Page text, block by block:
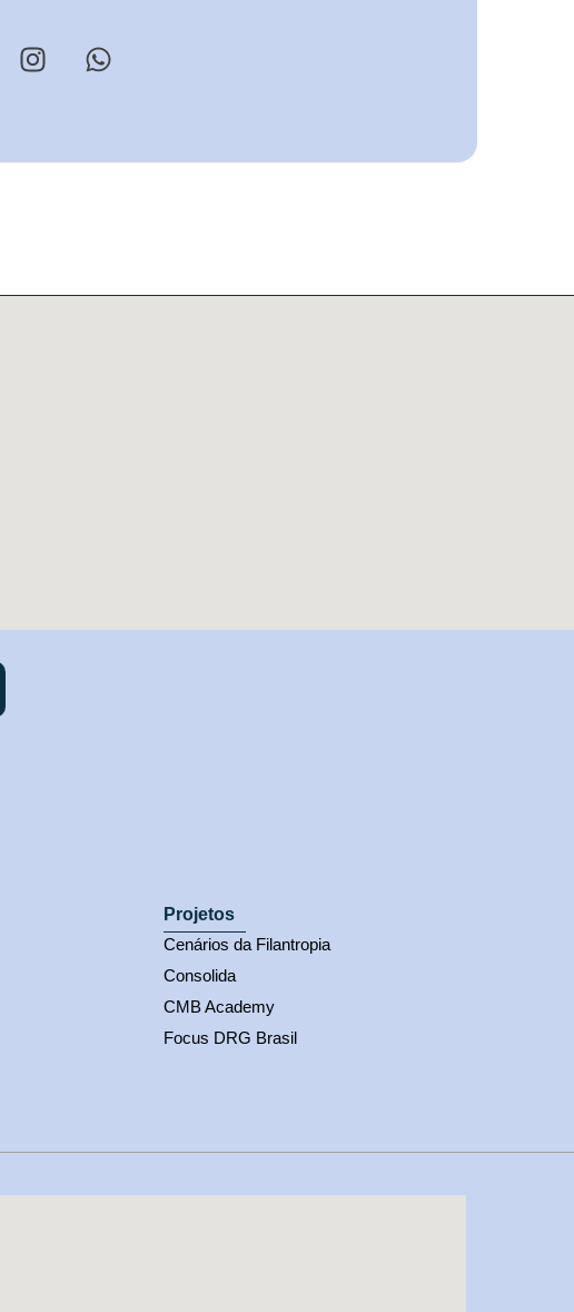
Projetos
Cenários da Filantropia
Consolida
CMB Academy
Focus DRG Brasil